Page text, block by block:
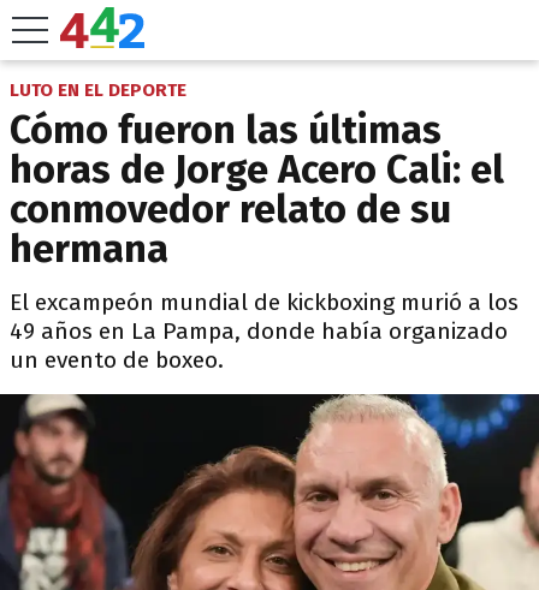
LUTO EN EL DEPORTE
Cómo fueron las últimas
horas de Jorge Acero Cali: el
conmovedor relato de su
hermana
El excampeón mundial de kickboxing murió a los
49 años en La Pampa, donde había organizado
un evento de boxeo.